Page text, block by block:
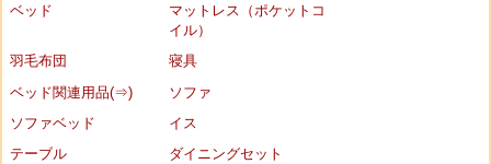
ベッド
マットレス（ポケットコ
イル）
羽毛布団
寝具
ベッド関連用品(⇒)
ソファ
ソファベッド
イス
テーブル
ダイニングセット